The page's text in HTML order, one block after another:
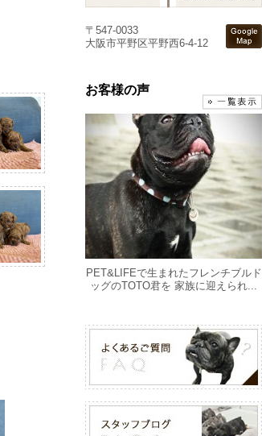
〒547-0033
大阪市平野区平野西6-4-12
お客様の声
PET&LIFEで生まれたフレンチブルド
ッグのTOTO君を 家族に迎えられ...